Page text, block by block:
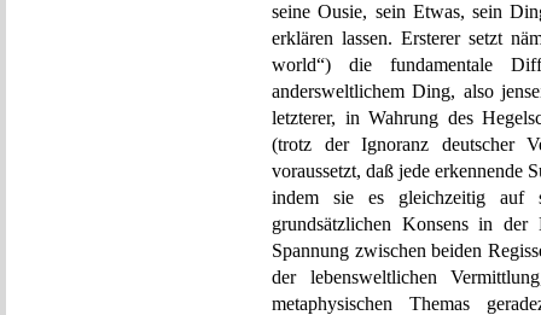
seine Ousie, sein Etwas, sein
erklären lassen. Ersterer setzt
world“) die fundamentale
andersweltlichem Ding, also
letzterer, in Wahrung des
(trotz der Ignoranz deutscher
voraussetzt, daß jede erkennende
indem sie es gleichzeitig
grundsätzlichen Konsens in der
Spannung zwischen beiden
der lebensweltlichen
metaphysischen Themas